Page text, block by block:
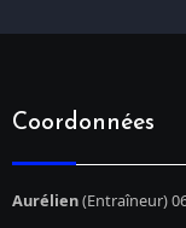
Coordonnées
Aurélien(Entraîneur)